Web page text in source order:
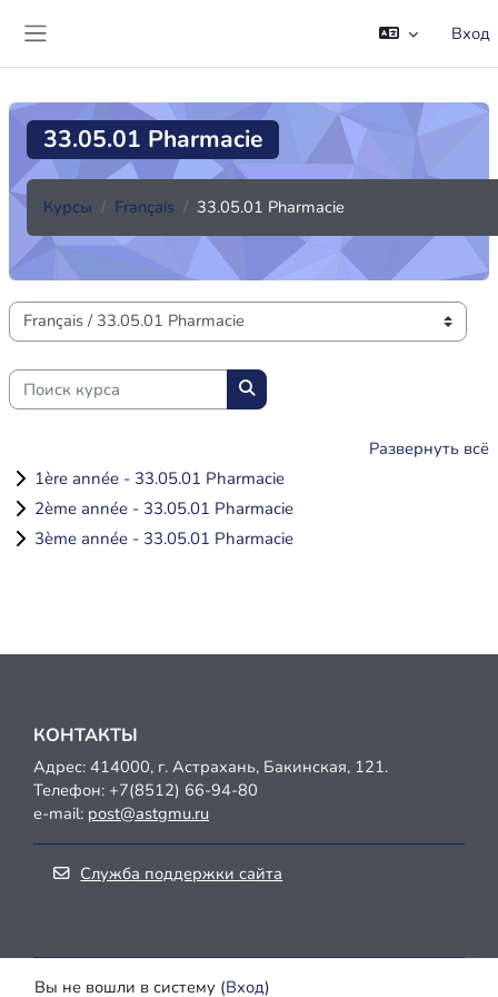
Вход
33.05.01 Pharmacie
Курсы Français 33.05.01 Pharmacie
Категории курсов
Поиск курса
Поиск курса
Развернуть всё
1ère année - 33.05.01 Pharmacie
2ème année - 33.05.01 Pharmacie
3ème année - 33.05.01 Pharmacie
КОНТАКТЫ
Адрес: 414000, г. Астрахань, Бакинская, 121.
Телефон: +7(8512) 66-94-80
e-mail: post@astgmu.ru
Служба поддержки сайта
Вы не вошли в систему (Вход)